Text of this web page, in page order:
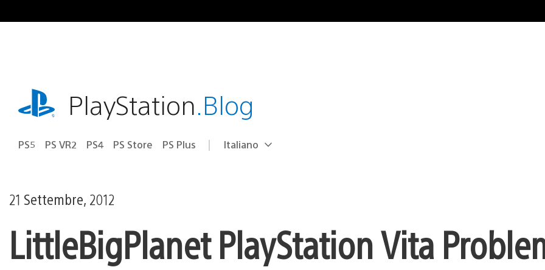
al
playstation.comPlayStation.Blog
PS5 PS VR2 PS4 PS Store PS Plus Seleziona
Regione
Italiano
21 Settembre, 2012
LittleBigPlanet PlayStation Vita